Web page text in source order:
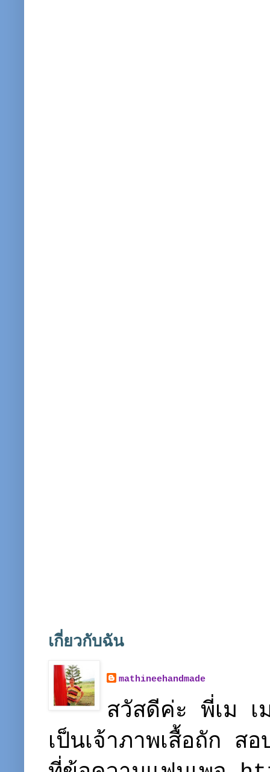
เกี่ยวกับฉัน
mathineehandmade
สวัสดีค่ะ พี่เม
เป็นเจ้าภาพเสื้อถัก ส